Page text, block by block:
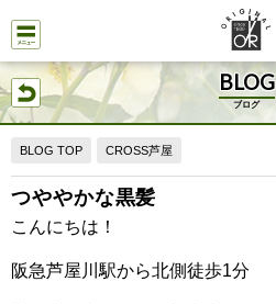
BLOG
ブログ
BLOG TOP CROSS芦屋
つややかな黒髪
こんにちは！
阪急芦屋川駅から北側徒歩1分